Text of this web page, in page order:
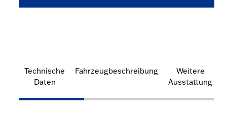
Technische
Daten
Fahrzeugbeschreibung
Weitere
Ausstattung